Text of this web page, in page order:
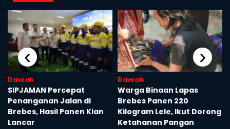
Daerah
SIPJAMAN Percepat
Penanganan Jalan di
Brebes, Hasil Panen Kian
Lancar
Daerah
Warga Binaan Lapas
Brebes Panen 220
Kilogram Lele, Ikut Dorong
Ketahanan Pangan
‹ ›